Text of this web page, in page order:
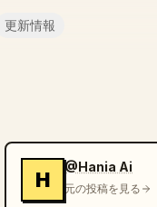
更新情報
H
@Hania Ai
元の投稿を見る